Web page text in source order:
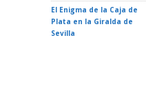
El Enigma de la Caja de
Plata en la Giralda de
Sevilla